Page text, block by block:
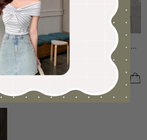
舒芙蕾系列-小隻女愛心口袋寬褲 舒芙蕾系列-小隻女愛心口袋寬褲
S M L 全尺碼
NT.890 NT.801